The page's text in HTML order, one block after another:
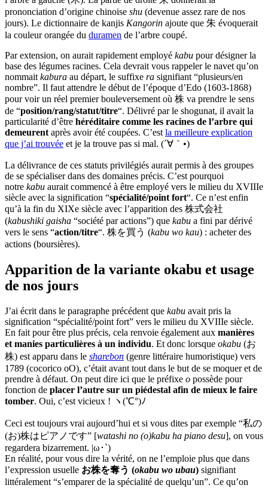
prononciation d’origine chinoise shu (devenue assez rare de nos
jours). Le dictionnaire de kanjis Kangorin ajoute que 朱 évoquerait
la couleur orangée du duramen de l’arbre coupé.
Par extension, on aurait rapidement employé kabu pour désigner la
base des légumes racines. Cela devrait vous rappeler le navet qu’on
nommaitkabura au départ, le suffixe ra signifiant “plusieurs/en
nombre”. Il faut attendre le début de l’époque d’Edo (1603-1868)
pour voir un réel premier bouleversement où 株 va prendre le sens
de “position/rang/statut/titre“. Délivré par le shogunat, il avait la
particularité d’être héréditaire comme les racines de l’arbre qui
demeurentaprès avoir été coupées. C’estla meilleure explication
que j’ai trouvée et je la trouve pas si mal. (´∀｀•)
La délivrance de ces statuts privilégiés aurait permis à des groupes
de se spécialiser dans des domaines précis. C’est pourquoi
notre kabu aurait commencé à être employé vers le milieu du XVIIIe
siècle avec la signification “spécialité/point fort“. Ce n’est enfin
qu’à la fin du XIXe siècle avec l’apparition des 株式会社
(kabushiki gaisha “société par actions”) que kabu a fini par dérivé
vers le sens “action/titre“. 株を買う (kabu wo kau) : acheter des
actions (boursières).
Apparition de la variante okabu et usage
de nos jours
J’ai écrit dans le paragraphe précédent que kabu avait pris la
signification “spécialité/point fort” vers le milieu du XVIIIe siècle.
En fait pour être plus précis, cela renvoie également aux manières
et manies particulières à un individu. Et donc lorsque okabu (お
株) est apparu dans le sharebon (genre littéraire humoristique) vers
1789 (cocorico oO), c’était avant tout dans le but de se moquer et de
prendre à défaut. On peut dire ici que le préfixe o possède pour
fonction de placer l’autre sur un piédestal afin de mieux le faire
tomber. Oui, c’est vicieux ! ヽ(℃°)ﾉ
Ceci est toujours vrai aujourd’hui et si vous dites par exemple “私の
(お)株はピアノです” [watashi no (o)kabu ha piano desu], on vous
regardera bizarrement. |ω･`)
En réalité, pour vous dire la vérité, on ne l’emploie plus que dans
l’expression usuelle お株を奪う (okabu wo ubau) signifiant
littéralement “s’emparer de la spécialité de quelqu’un”. Ce qu’on